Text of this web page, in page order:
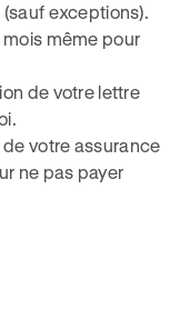
exceptions).
mois même pour
de votre lettre
de votre assurance
ne pas payer